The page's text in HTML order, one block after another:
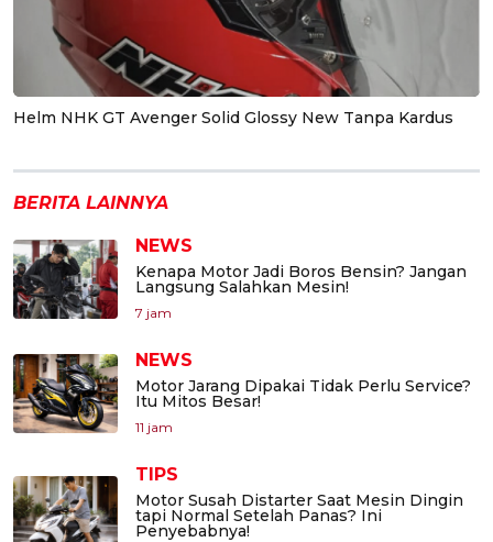
Helm NHK GT Avenger Solid Glossy New Tanpa Kardus
BERITA LAINNYA
NEWS
Kenapa Motor Jadi Boros Bensin? Jangan
Langsung Salahkan Mesin!
7 jam
NEWS
Motor Jarang Dipakai Tidak Perlu Service?
Itu Mitos Besar!
11 jam
TIPS
Motor Susah Distarter Saat Mesin Dingin
tapi Normal Setelah Panas? Ini
Penyebabnya!